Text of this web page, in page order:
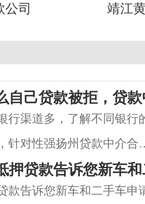
公司 靖江
自己贷款被拒，贷
行渠道多，了解不同银行
针对性强扬州贷款中介合
各方面都有较好的了解。
偏好，贷款审计政策也不
押贷款告诉您新车
款告诉您新车和二手车申